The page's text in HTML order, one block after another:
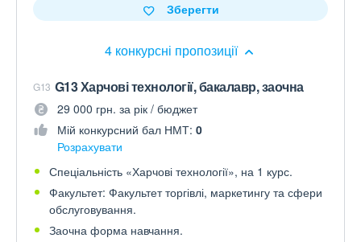
4 конкурсні пропозиції
Зберегти
G13 G13 Харчові технології, бакалавр, заочна
29 000 грн. за рік / бюджет
Мій конкурсний бал НМТ: 0
Розрахувати
Спеціальність «Харчові технології», на 1 курс.
Факультет: Факультет торгівлі, маркетингу та сфери
обслуговування.
Заочна форма навчання.